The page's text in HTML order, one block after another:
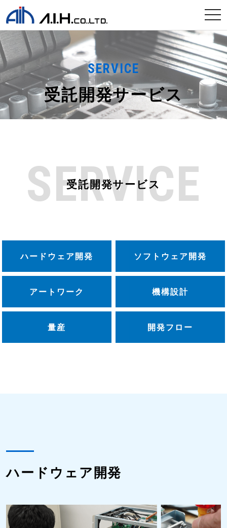
SERVICE
受託開発サービス
SERVICE
受託開発サービス
ハードウェア開発 ソフトウェア開発
アートワーク 機構設計
量産 開発フロー
ハードウェア開発